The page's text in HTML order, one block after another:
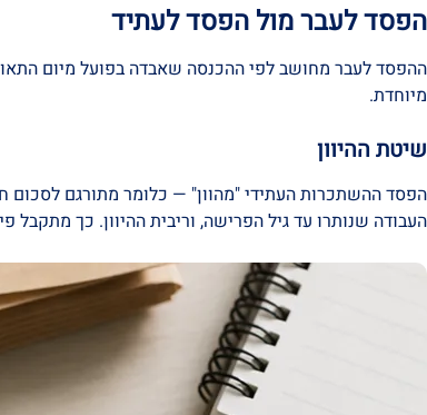
הפסד לעבר מול הפסד לעתיד
ההפסד לעבר מחושב לפי ההכנסה שאבדה בפועל מיום
מיוחדת.
שיטת ההיוון
העבודה שנותרו עד גיל הפרישה, וריבית ההיוון. כך